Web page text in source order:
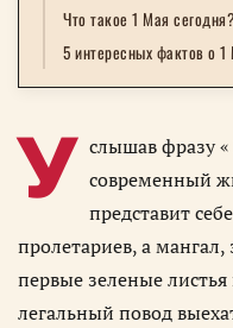
Что такое 1 Мая сегодня?
5 интересных фактов о
У слышав фразу
современный
представит
пролетариев, а
первые зеленые
легальный повод